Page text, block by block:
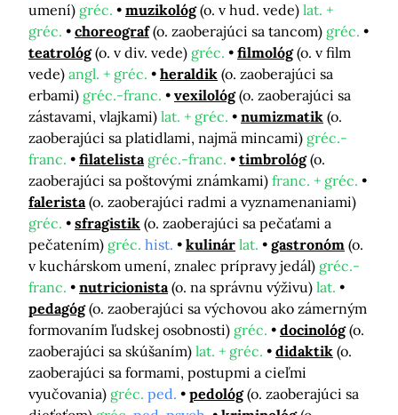
umení) gréc. muzikológ (o. v hud. vede) lat. +
gréc.
choreograf (o. zaoberajúci sa tancom) gréc.
teatrológ (o. v div. vede) gréc. filmológ (o. v film
vede) angl. + gréc. heraldik (o. zaoberajúci sa
erbami) gréc.-franc. vexilológ (o. zaoberajúci sa
zástavami, vlajkami) lat. + gréc. numizmatik (o.
zaoberajúci sa platidlami, najmä mincami) gréc.-
franc.
filatelista gréc.-franc. timbrológ (o.
zaoberajúci sa poštovými známkami) franc. + gréc.
falerista (o. zaoberajúci radmi a vyznamenaniami)
gréc.
sfragistik (o. zaoberajúci sa pečaťami a
pečatením) gréc. hist. kulinár lat. gastronóm (o.
v kuchárskom umení, znalec prípravy jedál) gréc.-
franc.
nutricionista (o. na správnu výživu) lat.
pedagóg (o. zaoberajúci sa výchovou ako zámerným
formovaním ľudskej osobnosti) gréc. docinológ (o.
zaoberajúci sa skúšaním) lat. + gréc. didaktik (o.
zaoberajúci sa formami, postupmi a cieľmi
vyučovania) gréc. ped. pedológ (o. zaoberajúci sa